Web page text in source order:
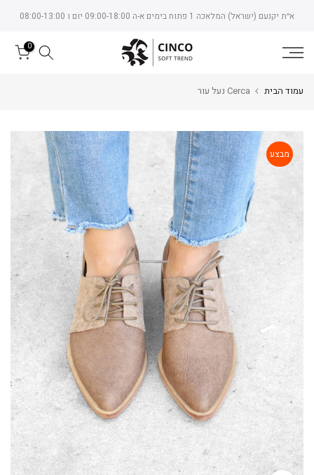
Skip
content
א״ת יקנעם (ישראל) המלאכה 1 פתוח בימים א-ה 09:00-18:00 יום ו 08:00-13:00
0
עמוד הבית Cerca נעל עור
מבצע